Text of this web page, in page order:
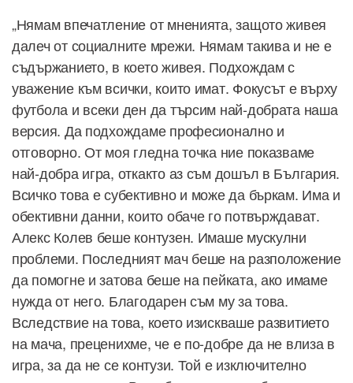
„Нямам впечатление от мненията, защото живея
далеч от социалните мрежи. Нямам такива и не е
съдържанието, в което живея. Подхождам с
уважение към всички, които имат. Фокусът е върху
футбола и всеки ден да търсим най-добрата наша
версия. Да подхождаме професионално и
отговорно. От моя гледна точка ние показваме
най-добра игра, откакто аз съм дошъл в България.
Всичко това е субективно и може да бъркам. Има и
обективни данни, които обаче го потвърждават.
Алекс Колев беше контузен. Имаше мускулни
проблеми. Последният мач беше на разположение
да помогне и затова беше на пейката, ако имаме
нужда от него. Благодарен съм му за това.
Вследствие на това, което изискваше развитието
на мача, преценихме, че е по-добре да не влиза в
игра, за да не се контузи. Той е изключително